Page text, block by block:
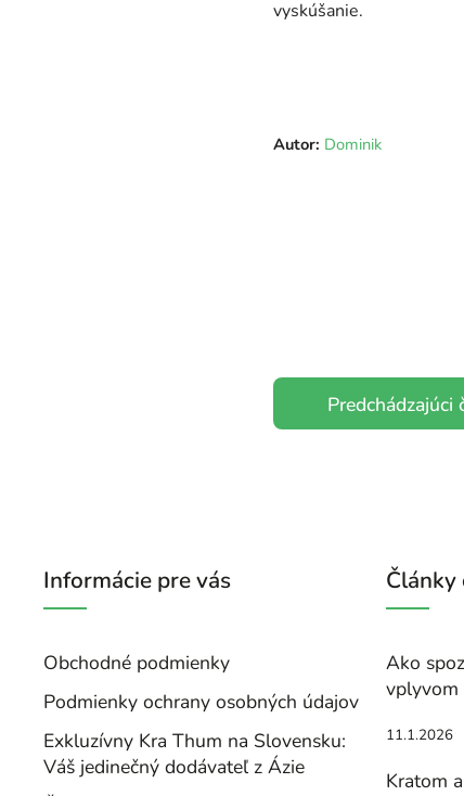
vyskúšanie.
Autor: Dominik
Predchádzajúci
Informácie pre vás
Obchodné podmienky
Podmienky ochrany osobných údajov
Exkluzívny Kra Thum na Slovensku:
Váš jedinečný dodávateľ z Ázie
Ako
vplyvom
11.1.2026
Kratom